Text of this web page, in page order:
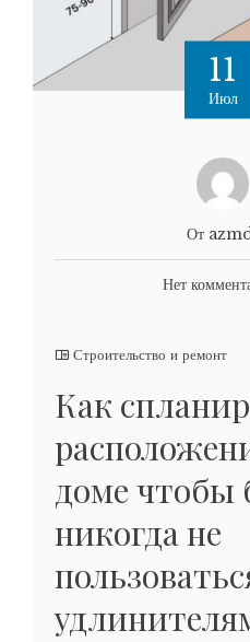
11
Июл
От
Нет
Строительство и ремонт
Как
доме чтобы
никогда не